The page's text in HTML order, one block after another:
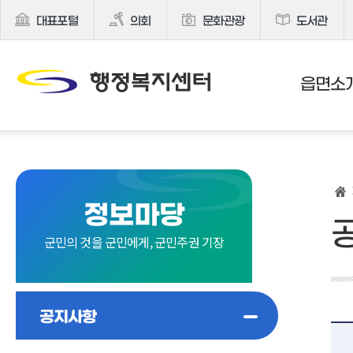
대표포털 의회 문화관광 도서관
읍면소
정보마당
군민의 것을 군민에게, 군민주권 기장
공지사항